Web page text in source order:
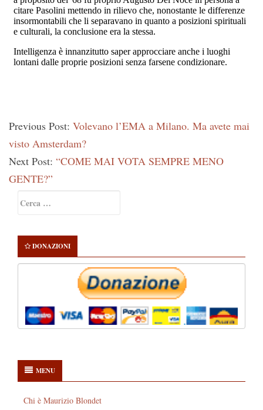
Previous Post: Volevano l’EMA a Milano. Ma avete mai
visto Amsterdam?
Next Post: “COME MAI VOTA SEMPRE MENO
GENTE?”
Sidebar
per:
DONAZIONI
MENU
Chi è Maurizio Blondet